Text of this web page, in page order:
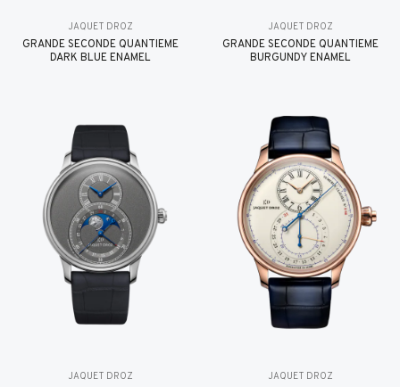
JAQUET DROZ
GRANDE SECONDE QUANTIÈME
DARK BLUE ENAMEL
JAQUET DROZ
GRANDE SECONDE QUANTIÈME
BURGUNDY ENAMEL
JAQUET DROZ JAQUET DROZ